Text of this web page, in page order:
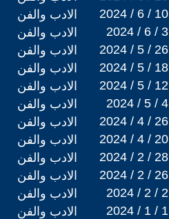
الادب والفن
2024 / 6 / 10
الادب والفن
2024 / 6 / 3
الادب والفن
2024 / 5 / 26
الادب والفن
2024 / 5 / 18
الادب والفن
2024 / 5 / 12
الادب والفن
2024 / 5 / 4
الادب والفن
2024 / 4 / 26
الادب والفن
2024 / 4 / 20
الادب والفن
2024 / 2 / 28
الادب والفن
2024 / 2 / 26
الادب والفن
2024 / 2 / 2
الادب والفن
2024 / 1 / 1